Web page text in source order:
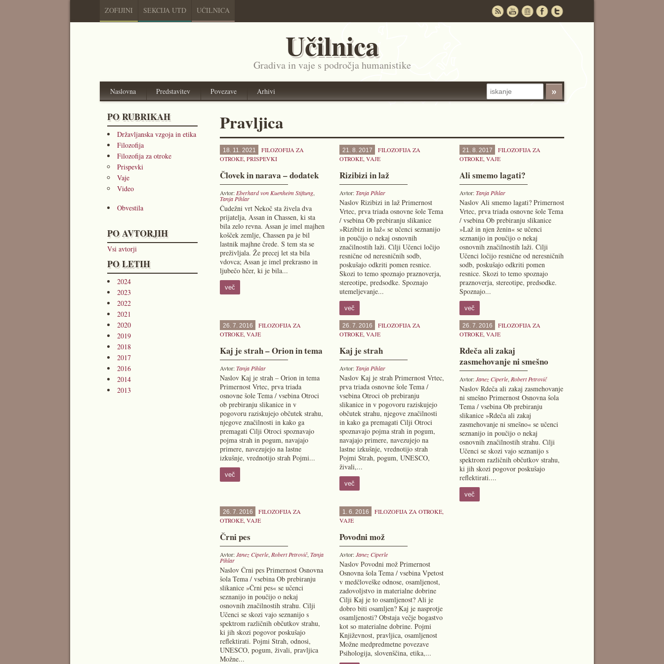
ZOFIJINI SEKCIJA UTD UČILNICA
Učilnica
Gradiva in vaje s področja humanistike
Naslovna Predstavitev Povezave Arhivi
PO RUBRIKAH
Državljanska vzgoja in etika
Filozofija
Filozofija za otroke
Prispevki
Vaje
Video
Obvestila
PO AVTORJIH
Vsi avtorji
PO LETIH
2024
2023
2022
2021
2020
2019
2018
2017
2016
2014
2013
Pravljica
18. 11. 2021
FILOZOFIJA ZA
OTROKE, PRISPEVKI
Človek in narava – dodatek
Avtor: Eberhard von Kuenheim Stiftung,
Tanja Pihlar
Čudežni vrt Nekoč sta živela dva
prijatelja, Assan in Chassen, ki sta
bila zelo revna. Assan je imel majhen
košček zemlje, Chassen pa je bil
lastnik majhne črede. S tem sta se
preživljala. Že precej let sta bila
vdovca; Assan je imel prekrasno in
ljubečo hčer, ki je bila...
več
21. 8. 2017
FILOZOFIJA ZA
OTROKE, VAJE
Rizibizi in laž
Avtor:Tanja Pihlar
Naslov Rizibizi in laž Primernost
Vrtec, prva triada osnovne šole Tema
/ vsebina Ob prebiranju slikanice
»Rizibizi in laž« se učenci seznanijo
in poučijo o nekaj osnovnih
značilnostih laži. Cilji Učenci ločijo
resnične od neresničnih sodb,
poskušajo odkriti pomen resnice.
Skozi to temo spoznajo praznoverja,
stereotipe, predsodke. Spoznajo
utemeljevanje...
več
21. 8. 2017
FILOZOFIJA ZA
OTROKE, VAJE
Ali smemo lagati?
Avtor:Tanja Pihlar
Naslov Ali smemo lagati? Primernost
Vrtec, prva triada osnovne šole Tema
/ vsebina Ob prebiranju slikanice
»Laž in njen ženin« se učenci
seznanijo in poučijo o nekaj
osnovnih značilnostih laži. Cilji
Učenci ločijo resnične od neresničnih
sodb, poskušajo odkriti pomen
resnice. Skozi to temo spoznajo
praznoverja, stereotipe, predsodke.
Spoznajo...
več
26. 7. 2016
FILOZOFIJA ZA
OTROKE, VAJE
Kaj je strah – Orion in tema
Avtor:Tanja Pihlar
Naslov Kaj je strah – Orion in tema
Primernost Vrtec, prva triada
osnovne šole Tema / vsebina Otroci
ob prebiranju slikanice in v
pogovoru raziskujejo občutek strahu,
njegove značilnosti in kako ga
premagati Cilji Otroci spoznavajo
pojma strah in pogum, navajajo
primere, navezujejo na lastne
izkušnje, vrednotijo strah Pojmi...
več
26. 7. 2016
FILOZOFIJA ZA
OTROKE, VAJE
Kaj je strah
Avtor:Tanja Pihlar
Naslov Kaj je strah Primernost Vrtec,
prva triada osnovne šole Tema /
vsebina Otroci ob prebiranju
slikanice in v pogovoru raziskujejo
občutek strahu, njegove značilnosti
in kako ga premagati Cilji Otroci
spoznavajo pojma strah in pogum,
navajajo primere, navezujejo na
lastne izkušnje, vrednotijo strah
Pojmi Strah, pogum, UNESCO,
živali,...
več
26. 7. 2016
FILOZOFIJA ZA
OTROKE, VAJE
Rdeča ali zakaj
zasmehovanje ni smešno
Avtor:Janez Ciperle, Robert Petrovič
Naslov Rdeča ali zakaj zasmehovanje
ni smešno Primernost Osnovna šola
Tema / vsebina Ob prebiranju
slikanice »Rdeča ali zakaj
zasmehovanje ni smešno« se učenci
seznanijo in poučijo o nekaj
osnovnih značilnostih strahu. Cilji
Učenci se skozi vajo seznanijo s
spektrom različnih občutkov strahu,
ki jih skozi pogovor poskušajo
reflektirati....
več
26. 7. 2016
FILOZOFIJA ZA
OTROKE, VAJE
Črni pes
Avtor:Janez Ciperle, Robert Petrovič, Tanja
Pihlar
Naslov Črni pes Primernost Osnovna
šola Tema / vsebina Ob prebiranju
slikanice »Črni pes« se učenci
seznanijo in poučijo o nekaj
osnovnih značilnostih strahu. Cilji
Učenci se skozi vajo seznanijo s
spektrom različnih občutkov strahu,
ki jih skozi pogovor poskušajo
reflektirati. Pojmi Strah, odnosi,
UNESCO, pogum, živali, pravljica
Možne...
1. 6. 2016 FILOZOFIJA ZA OTROKE,
VAJE
Povodni mož
Avtor:Janez Ciperle
Naslov Povodni mož Primernost
Osnovna šola Tema / vsebina Vpetost
v medčloveške odnose, osamljenost,
zadovoljstvo in materialne dobrine
Cilji Kaj je to osamljenost? Ali je
dobro biti osamljen? Kaj je nasprotje
osamljenosti? Obstaja večje bogastvo
kot so materialne dobrine. Pojmi
Književnost, pravljica, osamljenost
Možne medpredmetne povezave
Psihologija, slovenščina, etika,...